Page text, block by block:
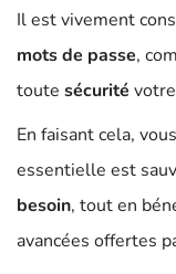
Il est vivement
mots de passe,
toute sécurité
En faisant cela,
essentielle est
besoin, tout en
avancées offertes